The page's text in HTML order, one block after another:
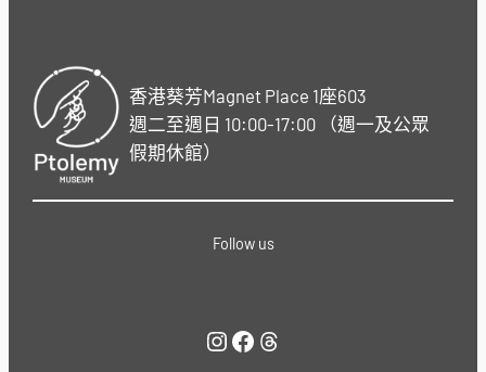
香港葵芳Magnet Place 1座603
週二至週日 10:00-17:00 （週一及公眾
假期休館）
Follow us
Instagram Facebook Threads